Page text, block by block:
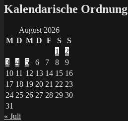
Kalendarische Ordnung
August 2026
M D M D F S
S
1
2
3
4 5 6 7 8
9
10 11 12 13 14 15 16
17 18 19 20 21 22 23
24 25 26 27 28 29 30
31
« Juli